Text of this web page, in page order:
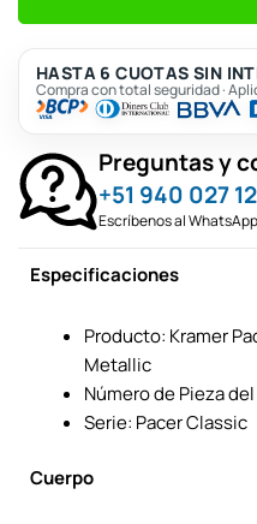
HASTA 6 CUOTAS SIN
Compra con total seguridad ·
Preguntas y
+51 940 027
Escríbenos al WhatsApp
Especificaciones
Producto: Kramer
Metallic
Número de Pieza
Serie: Pacer Classic
Cuerpo